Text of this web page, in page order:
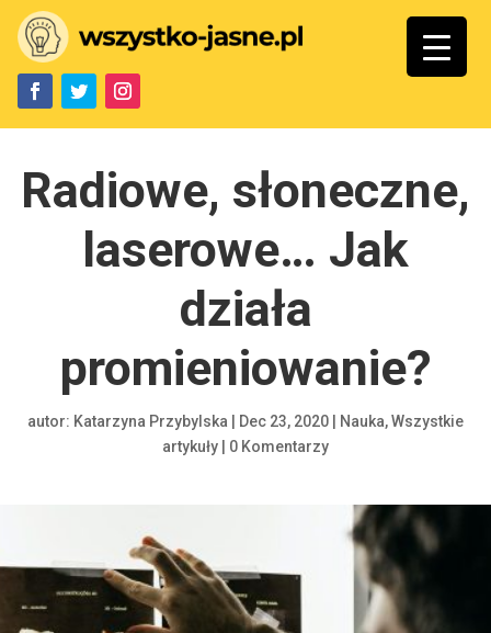
Radiowe, słoneczne,
laserowe… Jak
działa
promieniowanie?
autor: Katarzyna Przybylska | Dec 23, 2020 | Nauka,Wszystkie
artykuły | 0 Komentarzy